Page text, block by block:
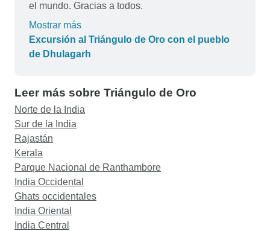
el mundo. Gracias a todos.
Mostrar más
Excursión al Triángulo de Oro con el pueblo
de Dhulagarh
Leer más sobre Triángulo de Oro
Norte de la India
Sur de la India
Rajastán
Kerala
Parque Nacional de Ranthambore
India Occidental
Ghats occidentales
India Oriental
India Central